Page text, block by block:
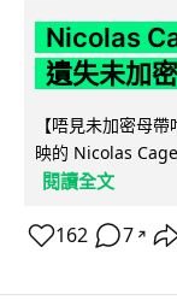
Nicolas
遺失未加
【唔見未加密母
映的 Nicolas
閱讀全文
162 7 ↗